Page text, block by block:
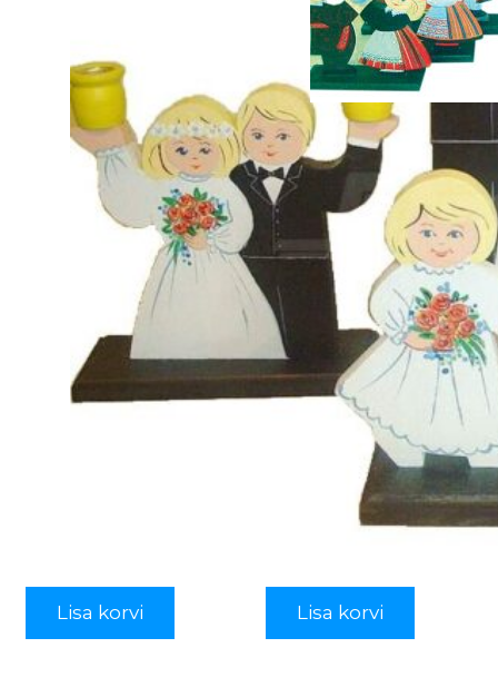
Lisa korvi Lisa korvi